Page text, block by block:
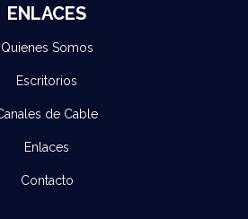
ENLACES
Quienes Somos
Escritorios
de Cable
Enlaces
Contacto